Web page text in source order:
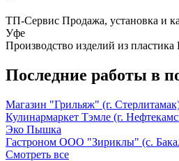
ТП-Сервис Продажа, установка и
Уфе
Производство изделий из пластика
Последние работы в
Магазин "Грильяж" (г.
Кулинармаркет Тэмле (г.
Эко Пышка
Гастроном ООО "Зириклы" (с.
Смотреть все